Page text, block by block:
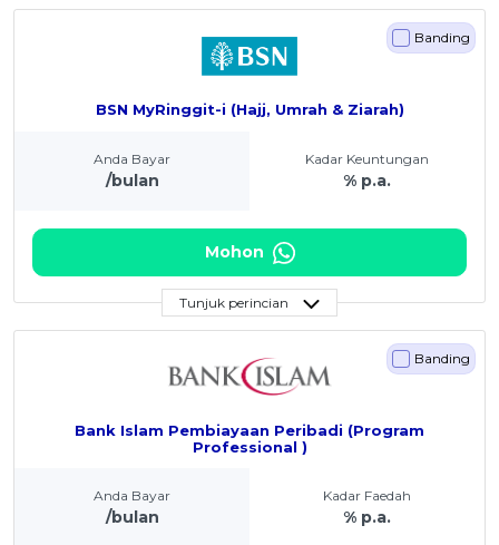
BSN MyRinggit-i (Hajj, Umrah & Ziarah)
Banding
Anda Bayar
/bulan
Kadar Keuntungan
% p.a.
Mohon
Tunjuk perincian
Bank Islam Pembiayaan Peribadi (Program
Professional )
Banding
Anda Bayar
/bulan
Kadar Faedah
% p.a.